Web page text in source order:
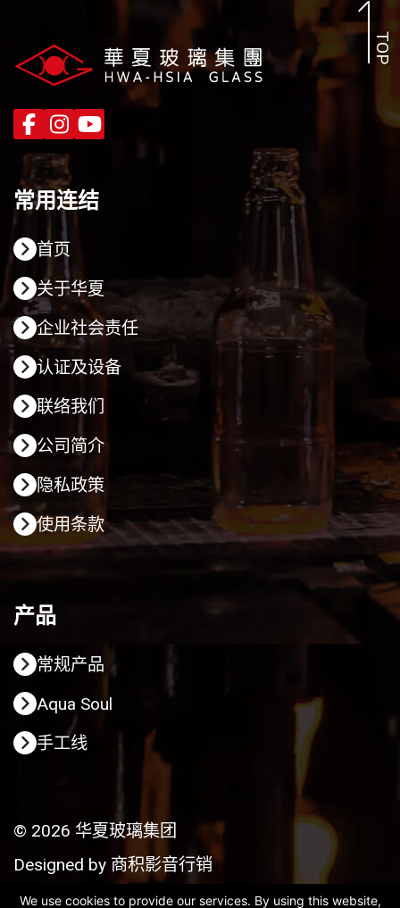
TOP
常用连结
首页
关于华夏
企业社会责任
认证及设备
联络我们
公司简介
隐私政策
使用条款
产品
常规产品
Aqua Soul
手工线
© 2026 华夏玻璃集团
Designed by 商积影音行销
We use cookies to provide our services. By using this website,